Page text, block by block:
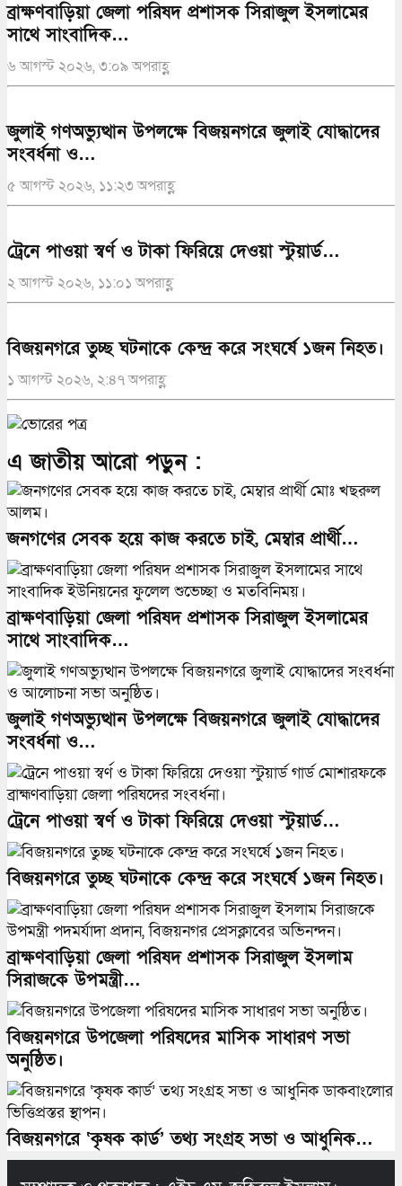
ব্রাক্ষণবাড়িয়া জেলা পরিষদ প্রশাসক সিরাজুল ইসলামের
সাথে সাংবাদিক…
৬ আগস্ট ২০২৬, ৩:০৯ অপরাহ্ণ
জুলাই গণঅভ্যুত্থান উপলক্ষে বিজয়নগরে জুলাই যোদ্ধাদের
সংবর্ধনা ও…
৫ আগস্ট ২০২৬, ১১:২৩ অপরাহ্ণ
ট্রেনে পাওয়া স্বর্ণ ও টাকা ফিরিয়ে দেওয়া স্টুয়ার্ড…
২ আগস্ট ২০২৬, ১১:০১ অপরাহ্ণ
বিজয়নগরে তুচ্ছ ঘটনাকে কেন্দ্র করে সংঘর্ষে ১জন নিহত।
১ আগস্ট ২০২৬, ২:৪৭ অপরাহ্ণ
এ জাতীয় আরো পড়ুন :
জনগণের সেবক হয়ে কাজ করতে চাই, মেম্বার প্রার্থী…
ব্রাক্ষণবাড়িয়া জেলা পরিষদ প্রশাসক সিরাজুল ইসলামের
সাথে সাংবাদিক…
জুলাই গণঅভ্যুত্থান উপলক্ষে বিজয়নগরে জুলাই যোদ্ধাদের
সংবর্ধনা ও…
ট্রেনে পাওয়া স্বর্ণ ও টাকা ফিরিয়ে দেওয়া স্টুয়ার্ড…
বিজয়নগরে তুচ্ছ ঘটনাকে কেন্দ্র করে সংঘর্ষে ১জন নিহত।
ব্রাক্ষণবাড়িয়া জেলা পরিষদ প্রশাসক সিরাজুল ইসলাম
সিরাজকে উপমন্ত্রী…
বিজয়নগরে উপজেলা পরিষদের মাসিক সাধারণ সভা
অনুষ্ঠিত।
বিজয়নগরে ‘কৃষক কার্ড’ তথ্য সংগ্রহ সভা ও আধুনিক…